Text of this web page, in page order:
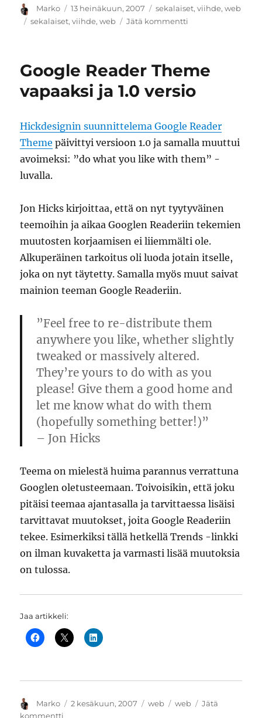
Kirjoittaja
Marko Julkaistu
13 heinäkuun, 2007 Kategoriat
sekalaiset,viihde,web
Avainsanat
sekalaiset,viihde,web Jätä kommentti
Google Reader Theme
vapaaksi ja 1.0 versio
Hickdesignin suunnittelema Google Reader
Theme päivittyi versioon 1.0 ja samalla muuttui
avoimeksi: ”do what you like with them” -
luvalla.
Jon Hicks kirjoittaa, että on nyt tyytyväinen
teemoihin ja aikaa Googlen Readeriin tekemien
muutosten korjaamisen ei liiemmälti ole.
Alkuperäinen tarkoitus oli luoda jotain itselle,
joka on nyt täytetty. Samalla myös muut saivat
mainion teeman Google Readeriin.
”Feel free to re-distribute them
anywhere you like, whether slightly
tweaked or massively altered.
They’re yours to do with as you
please! Give them a good home and
let me know what do with them
(hopefully something better!)”
– Jon Hicks
Teema on mielestä huima parannus verrattuna
Googlen oletusteemaan. Toivoisikin, että joku
pitäisi teemaa ajantasalla ja tarvittaessa lisäisi
tarvittavat muutokset, joita Google Readeriin
tekee. Esimerkiksi tällä hetkellä Trends -linkki
on ilman kuvaketta ja varmasti lisää muutoksia
on tulossa.
Jaa artikkeli:
Kirjoittaja
Marko Julkaistu
2 kesäkuun, 2007 Kategoriat
web Avainsanat
web
Jätä
kommentti